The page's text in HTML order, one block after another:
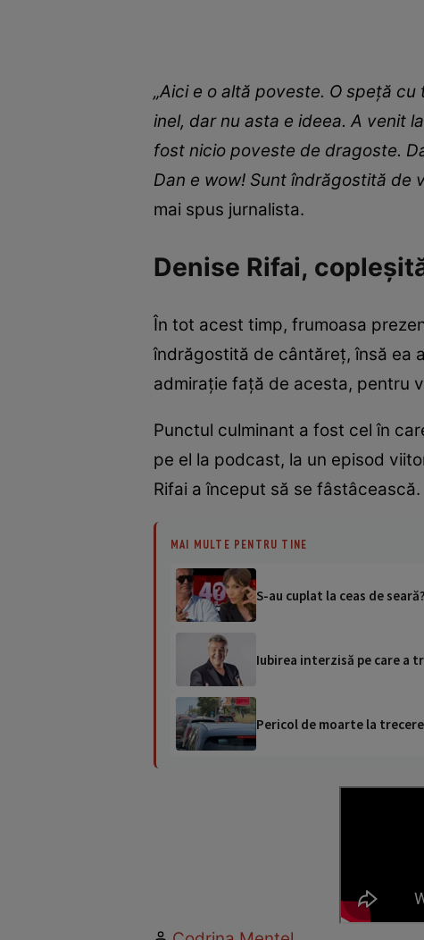
„Aici e o altă poveste. O speță
inel, dar nu asta e ideea. A venit
fost nicio poveste de dragoste.
Dan e wow! Sunt îndrăgostită de
mai spus jurnalista.
Denise Rifai,
În tot acest timp, frumoasa
îndrăgostită de cântăreț, însă ea
admirație față de acesta, pentru
Punctul culminant a fost cel în
pe el la podcast, la un episod
Rifai a început să se fâstâcească.
MAI MULTE PENTRU TINE
S-au cuplat la ceas de
Iubirea interzisă pe care a
Pericol de moarte la